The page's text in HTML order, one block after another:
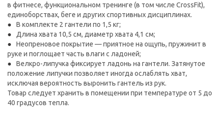
в фитнесе, функциональном тренинге (в том числе CrossFit),
единоборствах, беге и других спортивных дисциплинах.
В комплекте 2 гантели по 1,5 кг;
Длина хвата 10,5 см, диаметр хвата 4,1 см;
Неопреновое покрытие — приятное на ощупь, пружинит в
руке и поглощает часть влаги с ладоней;
Велкро-липучка фиксирует ладонь на гантели. Затянутое
положение липучки позволяет иногда ослаблять хват,
исключая вероятность выронить гантель из рук.
Товар следует хранить в помещении при температуре от 5 до
40 градусов тепла.